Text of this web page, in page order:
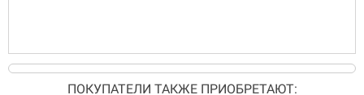
ПОКУПАТЕЛИ ТАКЖЕ ПРИОБРЕТАЮТ: